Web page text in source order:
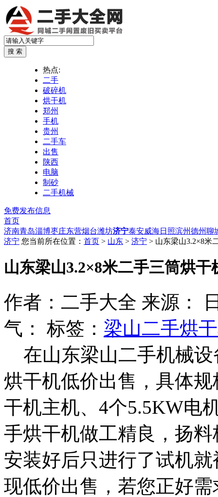
热点:
二手
破碎机
烘干机
郑州
手机
贵州
二手车
出售
陕西
电脑
制砂
二手机械
免费发布信息
首页
济南青岛淄博枣庄东营烟台潍坊济宁泰安威海日照滨州德州聊
济宁 您当前所在位置： 首页 > 山东 > 济宁 > 山东梁山3.2×8米
山东梁山3.2×8米二手三筒烘干
作者：二手大全 来源：
气：
标签： 梁山二手烘
在山东梁山二手机械设
烘干机低价出售，具体
干机主机、4个5.5KW电
手烘干机做工精良，扬
安装好后只进行了试机
现低价出售，若您正好